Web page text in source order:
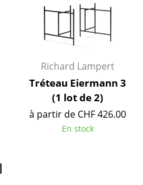
Richard Lampert
Tréteau Eiermann 3
(1 lot de 2)
à partir de CHF 426.00
En stock